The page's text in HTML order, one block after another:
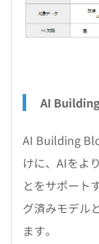
AI
AI Building
けに、AIをよ
とをサポート
グ済みモデル
ます。